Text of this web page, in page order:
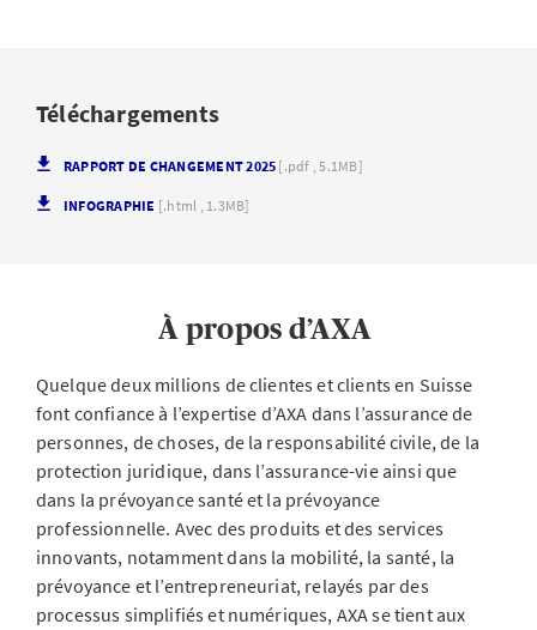
Téléchargements
RAPPORT DE CHANGEMENT 2025 [.pdf , 5.1MB]
INFOGRAPHIE [.html , 1.3MB]
À propos d’AXA
Quelque deux millions de clientes et clients en Suisse
font confiance à l’expertise d’AXA dans l’assurance de
personnes, de choses, de la responsabilité civile, de la
protection juridique, dans l’assurance-vie ainsi que
dans la prévoyance santé et la prévoyance
professionnelle. Avec des produits et des services
innovants, notamment dans la mobilité, la santé, la
prévoyance et l’entrepreneuriat, relayés par des
processus simplifiés et numériques, AXA se tient aux